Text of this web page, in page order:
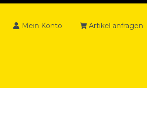
Mein Konto Artikel anfragen